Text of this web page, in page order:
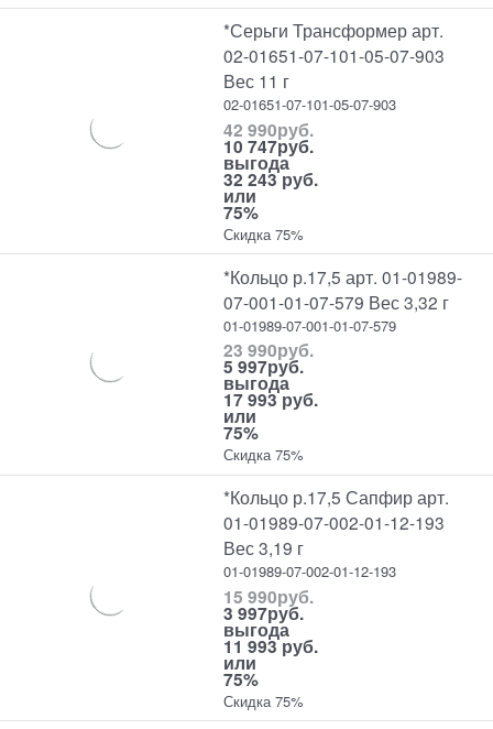
*Серьги Трансформер арт.
02-01651-07-101-05-07-903
Вес 11 г
02-01651-07-101-05-07-903
42 990руб.
10 747руб.
выгода
32 243 руб.
или
75%
Скидка 75%
*Кольцо р.17,5 арт. 01-01989-
07-001-01-07-579 Вес 3,32 г
01-01989-07-001-01-07-579
23 990руб.
5 997руб.
выгода
17 993 руб.
или
75%
Скидка 75%
*Кольцо р.17,5 Сапфир арт.
01-01989-07-002-01-12-193
Вес 3,19 г
01-01989-07-002-01-12-193
15 990руб.
3 997руб.
выгода
11 993 руб.
или
75%
Скидка 75%